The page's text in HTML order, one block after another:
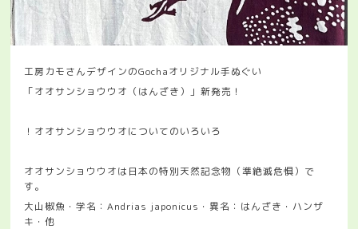
工房カモさんデザインのGochaオリジナル手ぬぐい
「オオサンショウウオ（はんざき）」新発売！
！オオサンショウウオについてのいろいろ
オオサンショウウオは日本の特別天然記念物（準絶滅危惧）で
す。
大山椒魚・学名：Andrias japonicus・異名：はんざき・ハンザ
キ・他